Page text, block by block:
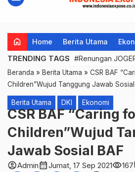
home Home Berita Utama
TRENDING TAGS #Renungan
Beranda » Berita Utama » CSR BAF
Children”Wujud Tanggung Jawab Sosial
Berita Utama DKI Ekonomi
CSR BAF “Caring
Children”Wujud
Jawab Sosial BAF
account_circleAdmincalendar_monthJumat, 17 Sep 2021visibility167